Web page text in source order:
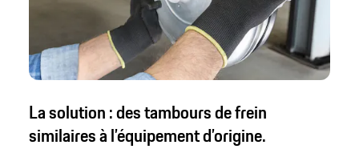
La solution : des tambours de frein
similaires à l’équipement d’origine.